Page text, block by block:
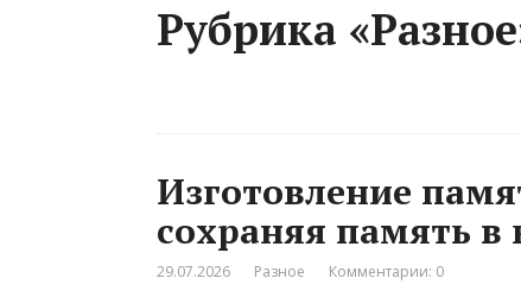
Рубрика
Изготовление
сохраняя память в
29.07.2026 Разное Комментарии: 0